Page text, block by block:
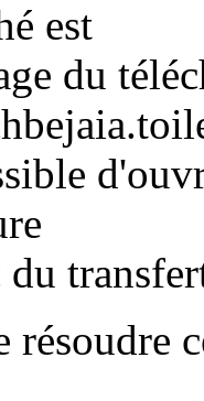
est
ce